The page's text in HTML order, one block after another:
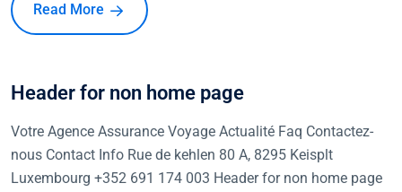
Read More
Header for non home page
Votre Agence Assurance Voyage Actualité Faq Contactez-
nous Contact Info Rue de kehlen 80 A, 8295 Keisplt
Luxembourg +352 691 174 003 Header for non home page